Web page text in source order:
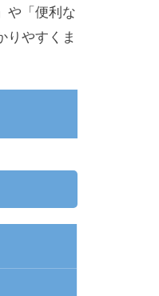
や「便利な
りやすくま